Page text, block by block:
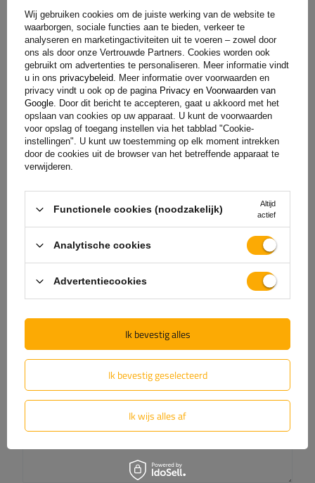
+31 30 3100444 unitrailer@utrailer.nl
Specificaties
Levering
Stel uw vraag
Downloadbare bestanden(1)
Beoordelingen(0)
Laat uw mening achter
Uw score:
5/5
De inhoud van uw beoordeling
Wij gebruiken cookies om de juiste werking van de website te
waarborgen, sociale functies aan te bieden, verkeer te
analyseren en marketingactiviteiten uit te voeren – zowel door
ons als door onze Vertrouwde Partners. Cookies worden ook
gebruikt om advertenties te personaliseren. Meer informatie vindt
u in ons privacybeleid. Meer informatie over voorwaarden en
privacy vindt u ook op de pagina Privacy en Voorwaarden van
Google. Door dit bericht te accepteren, gaat u akkoord met het
opslaan van cookies op uw apparaat. U kunt de voorwaarden
voor opslag of toegang instellen via het tabblad "Cookie-
instellingen". U kunt uw toestemming op elk moment intrekken
door de cookies uit de browser van het betreffende apparaat te
verwijderen.
Functionele cookies (noodzakelijk)
Altijd
actief
Analytische cookies
Advertentiecookies
Ik bevestig geselecteerd
Ik wijs alles af
Ik bevestig alles